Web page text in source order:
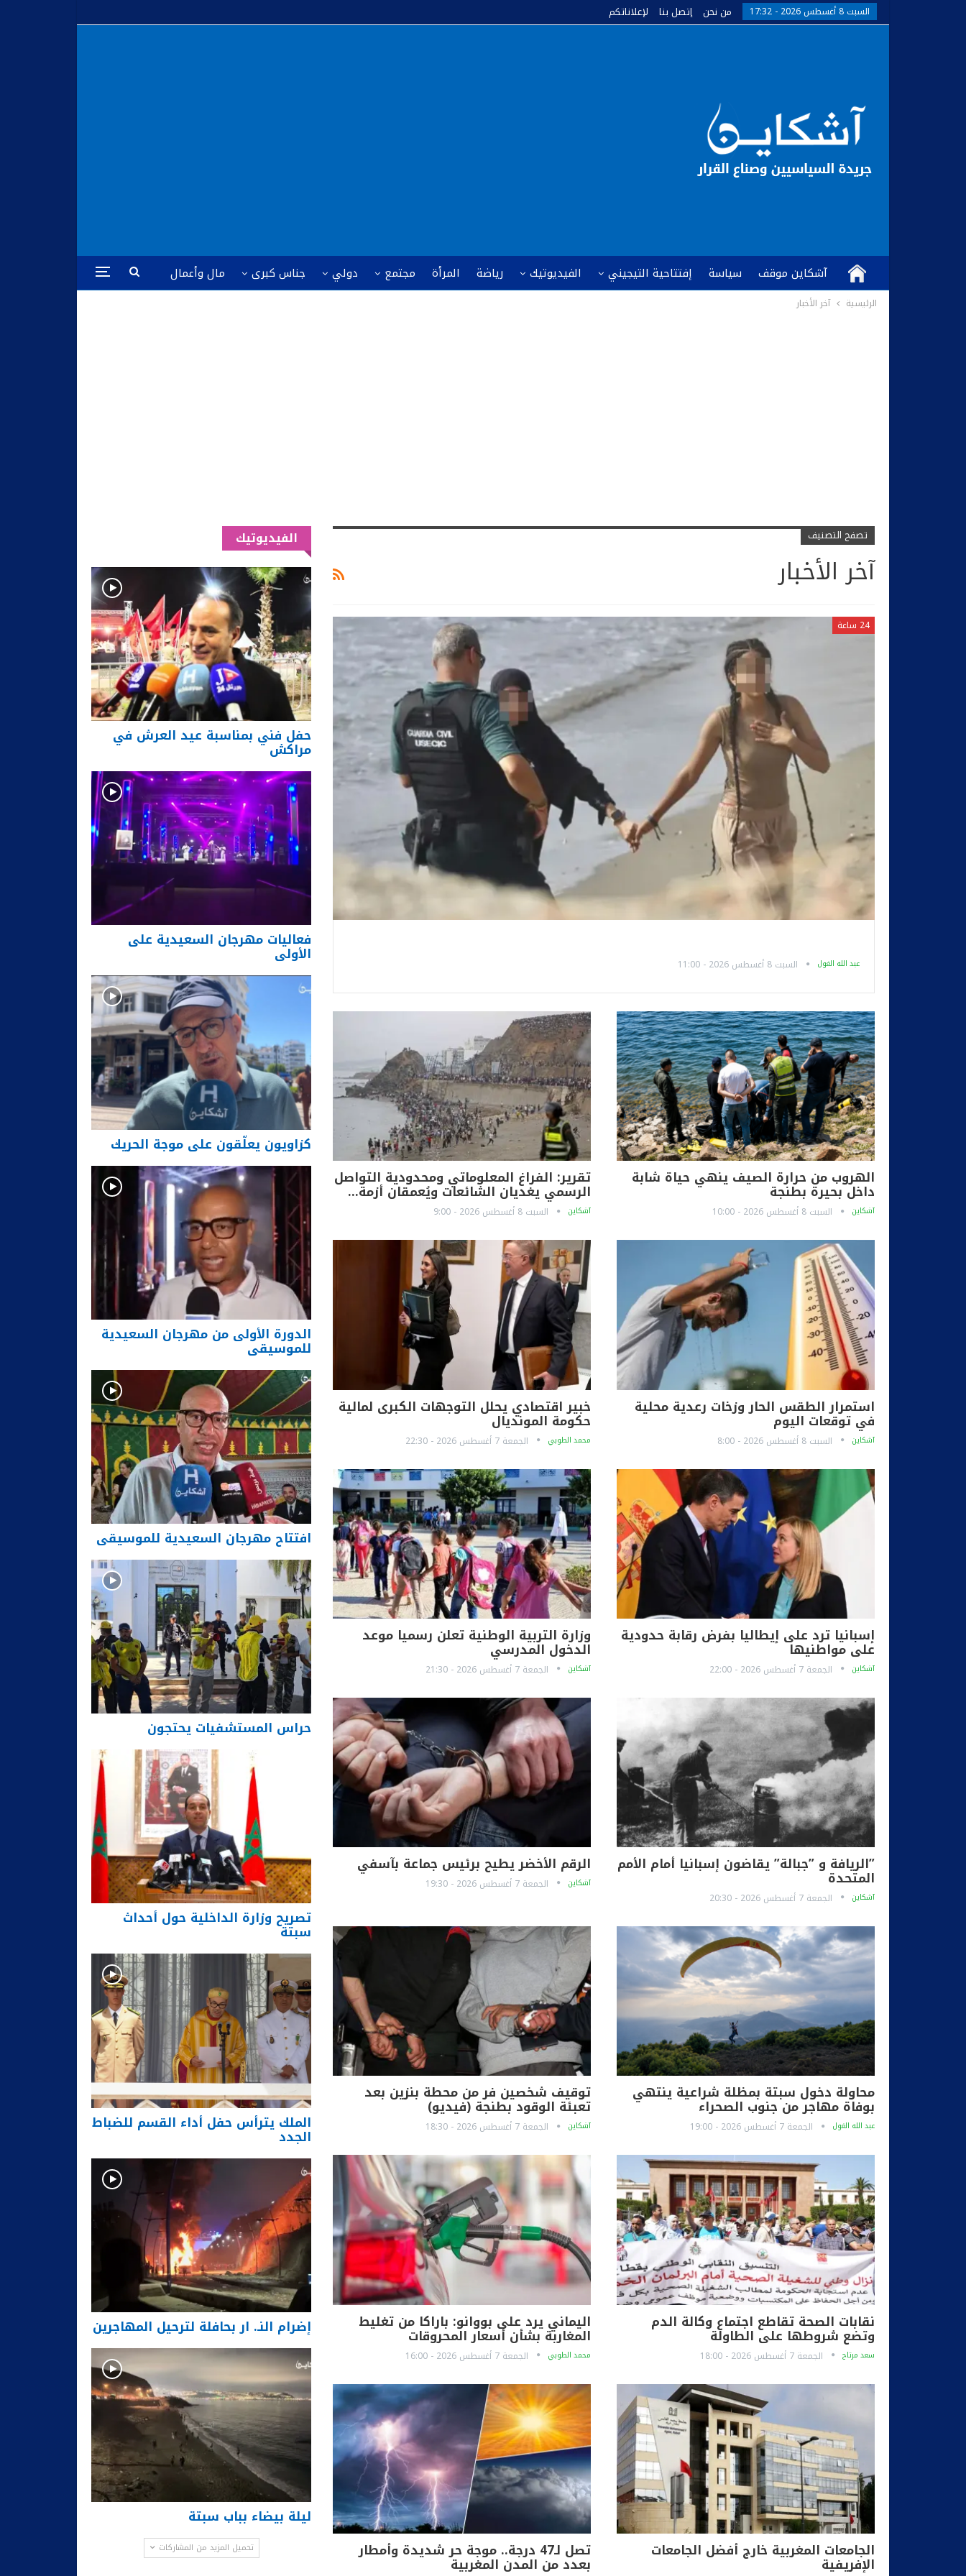
السبت 8 أغسطس 2026 - 17:32 من نحن إتصل بنا لإعلاناتكم
آشكاين موقف سياسة إفتتاحية التيجيني الفيديوتيك رياضة المرأة مجتمع دولي جناس كبرى
مال وأعمال
كُتّاب وآراء
آشكاين TV الرئيسية آخر الأخبار
تصفح التصنيف
آخر الأخبار
24 ساعة
عبد الله الغول السبت 8 أغسطس 2026 - 11:00
الهروب من حرارة الصيف ينهي حياة شابة
داخل بحيرة بطنجة
آشكاين السبت 8 أغسطس 2026 - 10:00
تقرير: الفراغ المعلوماتي ومحدودية التواصل
الرسمي يغديان الشائعات ويُعمقان أزمة…
آشكاين السبت 8 أغسطس 2026 - 9:00
استمرار الطقس الحار وزخات رعدية محلية
في توقعات اليوم
آشكاين السبت 8 أغسطس 2026 - 8:00
خبير اقتصادي يحلل التوجهات الكبرى لمالية
حكومة المونديال
محمد الطوبي الجمعة 7 أغسطس 2026 - 22:30
إسبانيا ترد على إيطاليا بفرض رقابة حدودية
على مواطنيها
آشكاين الجمعة 7 أغسطس 2026 - 22:00
وزارة التربية الوطنية تعلن رسميا موعد
الدخول المدرسي
آشكاين الجمعة 7 أغسطس 2026 - 21:30
”الريافة و ”جبالة” يقاضون إسبانيا أمام الأمم
المتحدة
آشكاين الجمعة 7 أغسطس 2026 - 20:30
الرقم الأخضر يطيح برئيس جماعة بآسفي
آشكاين الجمعة 7 أغسطس 2026 - 19:30
محاولة دخول سبتة بمظلة شراعية ينتهي
بوفاة مهاجر من جنوب الصحراء
عبد الله الغول الجمعة 7 أغسطس 2026 - 19:00
توقيف شخصين فر من محطة بنزين بعد
تعبئة الوقود بطنجة (فيديو)
آشكاين الجمعة 7 أغسطس 2026 - 18:30
نقابات الصحة تقاطع اجتماع وكالة الدم
وتضع شروطها على الطاولة
سعد مرتاح الجمعة 7 أغسطس 2026 - 18:00
اليماني يرد على بووانو: باراكا من تغليط
المغاربة بشأن أسعار المحروقات
محمد الطوبي الجمعة 7 أغسطس 2026 - 16:00
الجامعات المغربية خارج أفضل الجامعات
الإفريفية
تصل لـ47 درجة.. موجة حر شديدة وأمطار
بعدد من المدن المغربية
الفيديوتيك
حفل فني بمناسبة عيد العرش في
مراكش
فعاليات مهرجان السعيدية على
الأولى
كزاويون يعلّقون على موجة الحريك
الدورة الأولى من مهرجان السعيدية
للموسيقى
افتتاح مهرجان السعيدية للموسيقى
حراس المستشفيات يحتجون
تصريح وزارة الداخلية حول أحداث
سبتة
الملك يترأس حفل أداء القسم للضباط
الجدد
إضرام النـ. ار بحافلة لترحيل المهاجرين
ليلة بيضاء بباب سبتة
تحميل المزيد من المشاركات